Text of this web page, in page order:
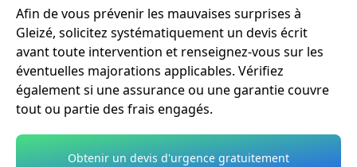
Afin de vous prévenir les mauvaises surprises à
Gleizé, solicitez systématiquement un devis écrit
avant toute intervention et renseignez-vous sur les
éventuelles majorations applicables. Vérifiez
également si une assurance ou une garantie couvre
tout ou partie des frais engagés.
Obtenir un devis d'urgence gratuitement